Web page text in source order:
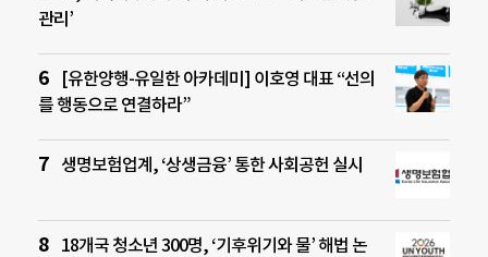
관리’
[유한양행-유일한 아카데미] 이호영 대표 “선의
를 행동으로 연결하라”
생명보험업계, ‘상생금융’ 통한 사회공헌 실시
18개국 청소년 300명, ‘기후위기와 물’ 해법 논